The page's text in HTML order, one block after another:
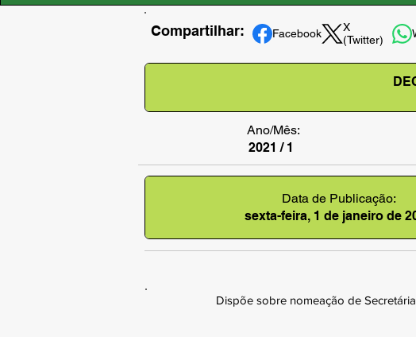
Compartilhar: Facebook
X
(Twitter)
Ano/Mês:
2021 / 1
Data de Publicação:
sexta-feira, 1 de janeiro de
Dispõe sobre nomeação de